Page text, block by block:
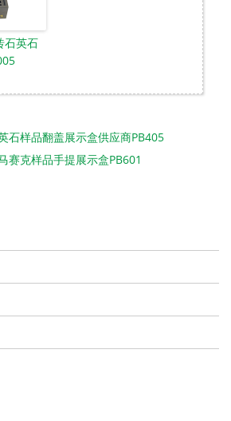
石英石
石样品翻盖展示盒供应商PB405
赛克样品手提展示盒PB601